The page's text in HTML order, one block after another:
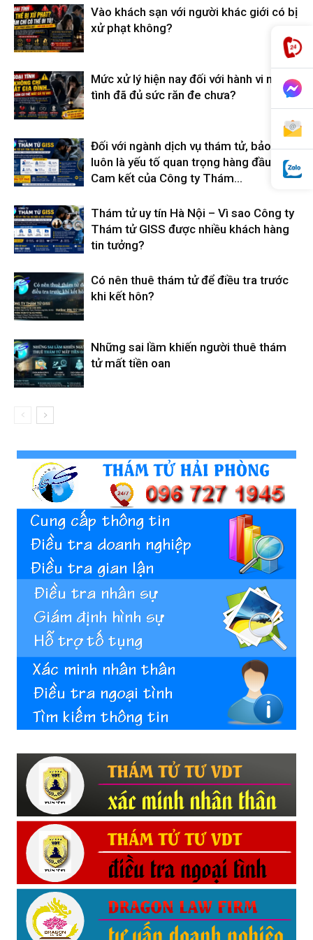
phòng,
thám
giss,
Vào khách sạn với người khác giới có bị
xử phạt không?
Mức xử lý hiện nay đối với hành vi ngoại
tình đã đủ sức răn đe chưa?
Đối với ngành dịch vụ thám tử, bảo mật
luôn là yếu tố quan trọng hàng đầu –
Cam kết của Công ty Thám...
Thám tử uy tín Hà Nội – Vì sao Công ty
Thám tử GISS được nhiều khách hàng
tin tưởng?
Có nên thuê thám tử để điều tra trước
khi kết hôn?
Những sai lầm khiến người thuê thám
tử mất tiền oan